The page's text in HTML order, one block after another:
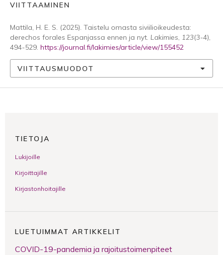
VIITTAAMINEN
Mattila, H. E. S. (2025). Taistelu omasta siviilioikeudesta:
derechos forales Espanjassa ennen ja nyt. Lakimies, 123(3-4),
494-529. https://journal.fi/lakimies/article/view/155452
VIITTAUSMUODOT
TIETOJA
Lukijoille
Kirjoittajille
Kirjastonhoitajille
LUETUIMMAT ARTIKKELIT
COVID-19-pandemia ja rajoitustoimenpiteet